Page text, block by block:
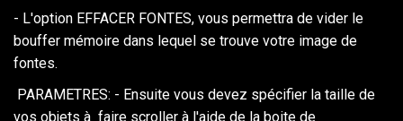
- L'option EFFACER FONTES, vous permettra de vider le
bouffer mémoire dans lequel se trouve votre image de
fontes.
PARAMETRES: - Ensuite vous devez spécifier la taille de
vos objets à faire scroller à l'aide de la boite de